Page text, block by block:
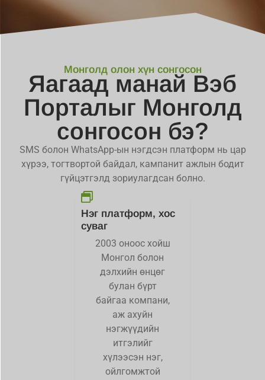
Монголд олон хүн сонгосон
Яагаад манай Вэб
Порталыг Монголд
сонгосон бэ?
SMS болон WhatsApp-ын нэгдсэн платформ нь цар
хүрээ, тогтвортой байдал, кампанит ажлын бодит
гүйцэтгэлд зориулагдсан болно.
Нэг платформ, хос
суваг
2003 оноос хойш
Монгол болон
дэлхийн өнцөг
булан бүрт
байгаа компани,
аж ахуйн
нэгжүүдийн
итгэлийг
хүлээсэн нэг,
ойлгомжтой